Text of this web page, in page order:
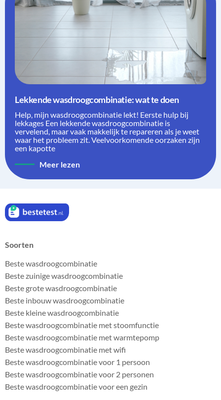
Lekkende wasdroogcombinatie: wat te doen
Help, mijn wasdroogcombinatie lekt! Eerste hulp bij
lekkages Een lekkende wasdroogcombinatie is
vervelend, maar vaak makkelijk te repareren als je weet
waar het probleem zit. Veelvoorkomende oorzaken zijn
een kapotte
Meer lezen
Soorten
Beste wasdroogcombinatie
Beste zuinige wasdroogcombinatie
Beste grote wasdroogcombinatie
Beste inbouw wasdroogcombinatie
Beste kleine wasdroogcombinatie
Beste wasdroogcombinatie met stoomfunctie
Beste wasdroogcombinatie met warmtepomp
Beste wasdroogcombinatie met wifi
Beste wasdroogcombinatie voor 1 persoon
Beste wasdroogcombinatie voor 2 personen
Beste wasdroogcombinatie voor een gezin